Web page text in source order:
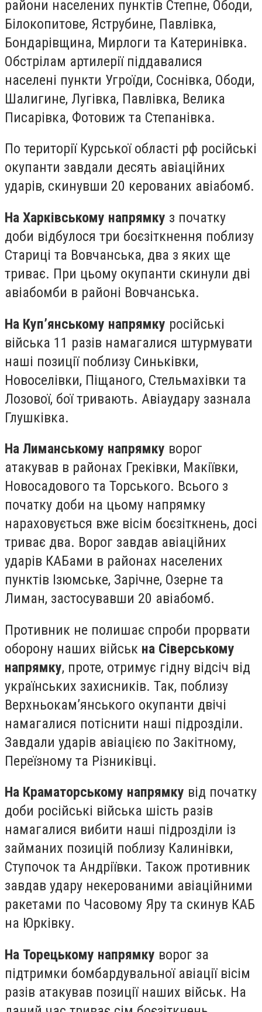
райони населених пунктів Степне, Ободи,
Білокопитове, Яструбине, Павлівка,
Бондарівщина, Мирлоги та Катеринівка.
Обстрілам артилерії піддавалися
населені пункти Угроїди, Соснівка, Ободи,
Шалигине, Лугівка, Павлівка, Велика
Писарівка, Фотовиж та Степанівка.
По території Курської області рф російські
окупанти завдали десять авіаційних
ударів, скинувши 20 керованих авіабомб.
На Харківському напрямку з початку
доби відбулося три боєзіткнення поблизу
Стариці та Вовчанська, два з яких ще
триває. При цьому окупанти скинули дві
авіабомби в районі Вовчанська.
На Куп’янському напрямку російські
війська 11 разів намагалися штурмувати
наші позиції поблизу Синьківки,
Новоселівки, Піщаного, Стельмахівки та
Лозової, бої тривають. Авіаудару зазнала
Глушківка.
На Лиманському напрямку ворог
атакував в районах Греківки, Макіївки,
Новосадового та Торського. Всього з
початку доби на цьому напрямку
нараховується вже вісім боєзіткнень, досі
триває два. Ворог завдав авіаційних
ударів КАБами в районах населених
пунктів Ізюмське, Зарічне, Озерне та
Лиман, застосувавши 20 авіабомб.
Противник не полишає спроби прорвати
оборону наших військ на Сіверському
напрямку, проте, отримує гідну відсіч від
українських захисників. Так, поблизу
Верхньокам’янського окупанти двічі
намагалися потіснити наші підрозділи.
Завдали ударів авіацією по Закітному,
Переїзному та Різниківці.
На Краматорському напрямку від початку
доби російські війська шість разів
намагалися вибити наші підрозділи із
займаних позицій поблизу Калинівки,
Ступочок та Андріївки. Також противник
завдав удару некерованими авіаційними
ракетами по Часовому Яру та скинув КАБ
на Юрківку.
На Торецькому напрямку ворог за
підтримки бомбардувальної авіації вісім
разів атакував позиції наших військ. На